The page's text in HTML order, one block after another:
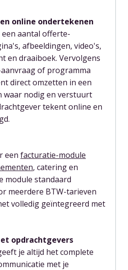
online ondertekenen
een aantal offerte-
afbeeldingen, video's,
en draaiboek. Vervolgens
of programma
direct omzetten in een
waar nodig en verstuurt
tekent online en
een facturatie-module
, catering en
module standaard
meerdere BTW-tarieven
volledig geïntegreerd met
opdrachtgevers
je altijd het complete
met je